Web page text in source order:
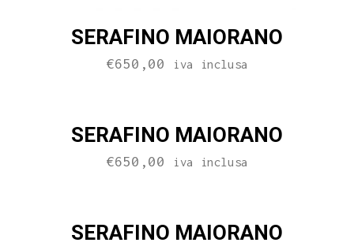
SERAFINO MAIORANO
€650,00 iva inclusa
SERAFINO MAIORANO
€650,00 iva inclusa
SERAFINO MAIORANO